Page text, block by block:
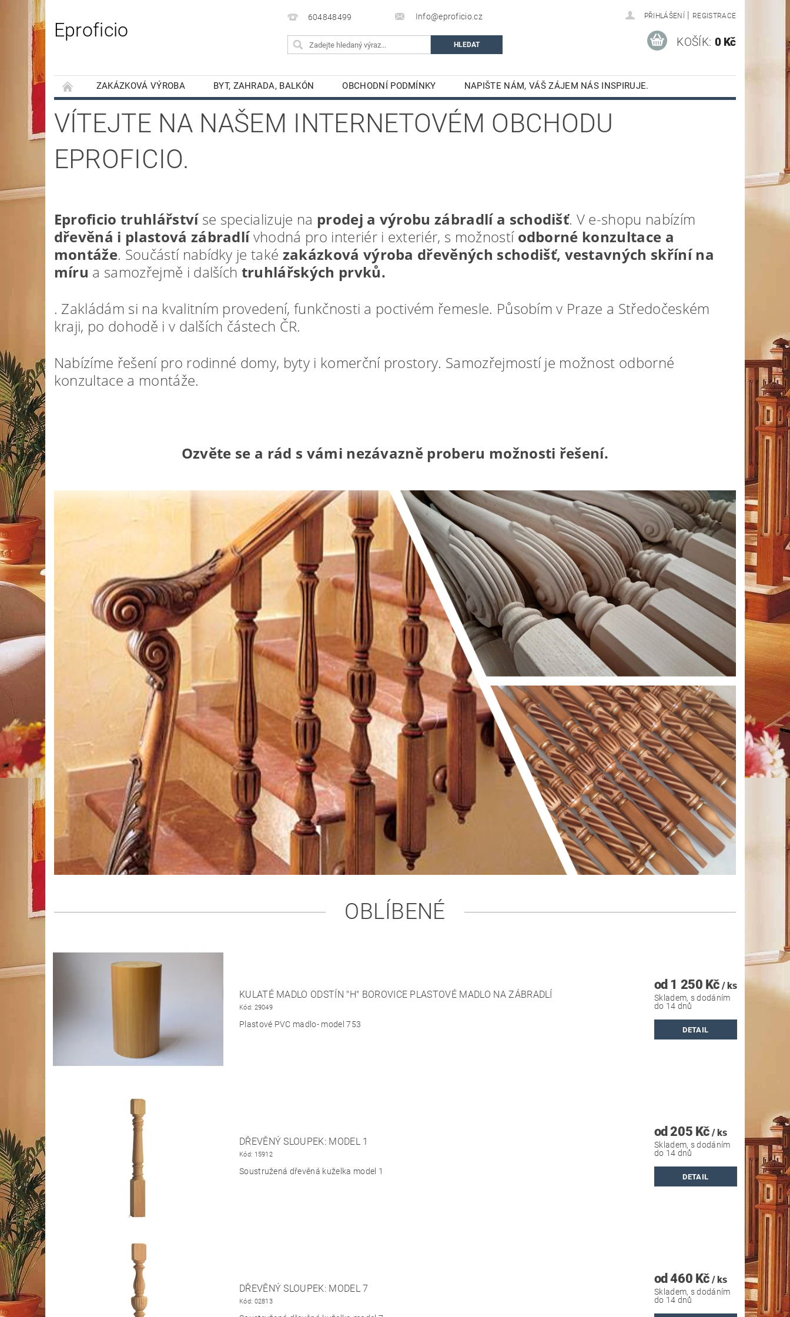
Eproficio
604848499 Info@eproficio.cz PŘIHLÁŠENÍ | REGISTRACE
KOŠÍK: 0 Kč
ZAKÁZKOVÁ VÝROBA BYT, ZAHRADA, BALKÓN OBCHODNÍ PODMÍNKY
NAPIŠTE NÁM, VÁŠ ZÁJEM NÁS INSPIRUJE.
PODMÍNKY OCHRANY OSOBNÍCH ÚDAJŮ
MONTÁŽ PRODUKTŮ
VÍTEJTE NA NAŠEM INTERNETOVÉM OBCHODU
EPROFICIO.
Eproficio truhlářstvíse specializuje na prodej a výrobu zábradlí a schodišť. V e-shopu nabízím
dřevěná i plastová zábradlívhodná pro interiér i exteriér, s možností odborné konzultace a
montáže. Součástí nabídky je také zakázková výroba dřevěných schodišť, vestavných skříní na
míru a samozřejmě i dalších truhlářských prvků.
. Zakládám si na kvalitním provedení, funkčnosti a poctivém řemesle. Působím v Praze a Středočeském
kraji, po dohodě i v dalších částech ČR.
Nabízíme řešení pro rodinné domy, byty i komerční prostory. Samozřejmostí je možnost odborné
konzultace a montáže.
Ozvěte se a rád s vámi nezávazně proberu možnosti řešení.
OBLÍBENÉ
KULATÉ MADLO ODSTÍN "H" BOROVICE PLASTOVÉ MADLO NA ZÁBRADLÍ
Kód: 29049
Plastové PVC madlo- model 753
od 1 250 Kč/ ks
Skladem, s dodáním
do 14 dnů
DETAIL
DŘEVĚNÝ SLOUPEK: MODEL 1
Kód: 15912
Soustružená dřevěná kuželka model 1
od 205 Kč/ ks
Skladem, s dodáním
do 14 dnů
DETAIL
DŘEVĚNÝ SLOUPEK: MODEL 7
Kód: 02813
od 460 Kč/ ks
Skladem, s dodáním
do 14 dnů